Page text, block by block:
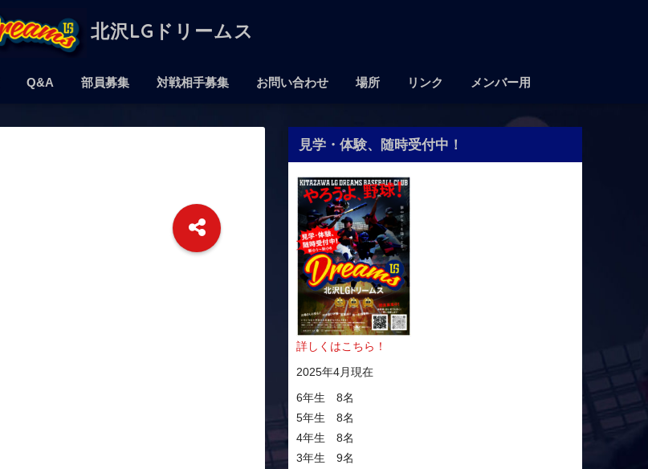
北沢LGドリームス
Q&A 部員募集 対戦相手募集 お問い合わせ 場所 リンク メンバー用
見学・体験、随時受付中！
詳しくはこちら！
2025年4月現在
6年生 8名
5年生 8名
4年生 8名
3年生 9名